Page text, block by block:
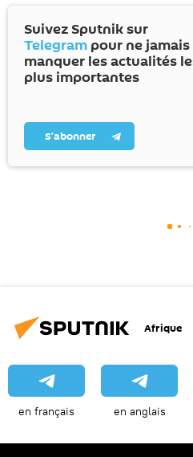
Suivez Sputnik sur
Telegram pour ne jamais
manquer les actualités
plus importantes
S’abonner
Afrique
en français en anglais